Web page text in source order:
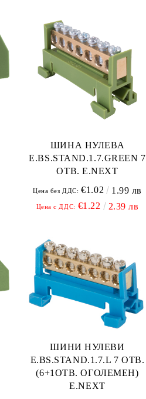
ШИНА НУЛЕВА
E.BS.STAND.1.7.GREEN 7
ОТВ. E.NEXT
Цена без ДДС: €1.02 1.99 лв
Цена с ДДС: €1.22 2.39 лв
ШИНИ НУЛЕВИ
E.BS.STAND.1.7.L 7 ОТВ.
(6+1ОТВ. ОГОЛЕМЕН)
E.NEXT